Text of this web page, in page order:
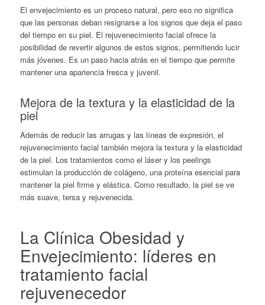
El envejecimiento es un proceso natural, pero eso no significa
que las personas deban resignarse a los signos que deja el paso
del tiempo en su piel. El rejuvenecimiento facial ofrece la
posibilidad de revertir algunos de estos signos, permitiendo lucir
más jóvenes. Es un paso hacia atrás en el tiempo que permite
mantener una apariencia fresca y juvenil.
Mejora de la textura y la elasticidad de la
piel
Además de reducir las arrugas y las líneas de expresión, el
rejuvenecimiento facial también mejora la textura y la elasticidad
de la piel. Los tratamientos como el láser y los peelings
estimulan la producción de colágeno, una proteína esencial para
mantener la piel firme y elástica. Como resultado, la piel se ve
más suave, tersa y rejuvenecida.
La Clínica Obesidad y
Envejecimiento: líderes en
tratamiento facial
rejuvenecedor